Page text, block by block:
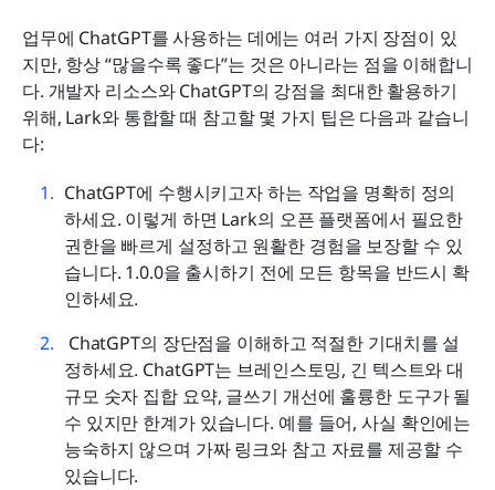
업무에 ChatGPT를 사용하는 데에는 여러 가지 장점이 있
지만, 항상 “많을수록 좋다”는 것은 아니라는 점을 이해합니
다. 개발자 리소스와 ChatGPT의 강점을 최대한 활용하기
위해, Lark와 통합할 때 참고할 몇 가지 팁은 다음과 같습니
다:
ChatGPT에 수행시키고자 하는 작업을 명확히 정의
하세요. 이렇게 하면 Lark의 오픈 플랫폼에서 필요한
권한을 빠르게 설정하고 원활한 경험을 보장할 수 있
습니다. 1.0.0을 출시하기 전에 모든 항목을 반드시 확
인하세요.
ChatGPT의 장단점을 이해하고 적절한 기대치를 설
정하세요. ChatGPT는 브레인스토밍, 긴 텍스트와 대
규모 숫자 집합 요약, 글쓰기 개선에 훌륭한 도구가 될
수 있지만 한계가 있습니다. 예를 들어, 사실 확인에는
능숙하지 않으며 가짜 링크와 참고 자료를 제공할 수
있습니다.